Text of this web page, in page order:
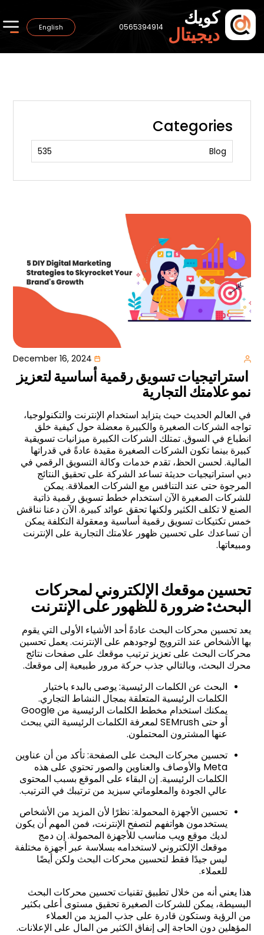
كويك
ديجيتال 0565394914
English
December 16, 2024
استراتيجيات تسويق رقمية أساسية لتعزيز
نمو علامتك التجارية
في العالم الحديث حيث يتزايد استخدام الإنترنت والتكنولوجيا،
تواجه الشركات الصغيرة والكبيرة معضلة حول كيفية خلق
انطباع في السوق. تمتلك الشركات الكبيرة ميزانيات تسويقية
كبيرة بينما تكون الشركات الصغيرة مقيدة عادةً في قدراتها
المالية. لحسن الحظ، تقدم خدمات وكالة التسويق الرقمي في
دبي استراتيجيات حديثة تساعد الشركة على تحقيق النتائج
المرجوة حتى عند التنافس مع الشركات العملاقة. يمكن
للشركات الصغيرة الآن استخدام خطط تسويق رقمية ذاتية
الصنع لا تكلف الكثير ولكنها تحقق عوائد كبيرة. الآن دعنا نناقش
خمس تكتيكات تسويق رقمية أساسية ومعقولة التكلفة يمكن
أن تساعدك على تحسين ظهور علامتك التجارية على الإنترنت
ومبيعاتها.
تحسين موقعك الإلكتروني لمحركات
البحث: ضرورة للظهور على الإنترنت
يعد تحسين محركات البحث عادةً أحد الأشياء الأولى التي يقوم
بها الأشخاص عند الترويج لوجودهم على الإنترنت. يعمل تحسين
محركات البحث على تعزيز ترتيب موقعك على صفحات نتائج
محرك البحث، وبالتالي جذب حركة مرور طبيعية إلى موقعك.
البحث عن الكلمات الرئيسية: يوصى بالبدء باختيار
الكلمات الرئيسية المتعلقة بمجال النشاط التجاري.
يمكنك استخدام مخطط الكلمات الرئيسية من Google
أو حتى SEMrush لمعرفة الكلمات الرئيسية التي يبحث
عنها المشترون المحتملون.
تحسين محركات البحث على الصفحة: تأكد من أن عناوين
Meta والأوصاف والعناوين والصور تحتوي على هذه
الكلمات الرئيسية. إن البقاء على الموقع بسبب المحتوى
عالي الجودة والمعلوماتي سيزيد من ترتيبك في الترتيب.
تحسين الأجهزة المحمولة: نظرًا لأن المزيد من الأشخاص
يستخدمون هواتفهم لتصفح الإنترنت، فمن المهم أن يكون
لديك موقع ويب مناسب للأجهزة المحمولة. إن دمج
موقعك الإلكتروني لاستخدامه بسلاسة عبر أجهزة مختلفة
ليس جيدًا فقط لتحسين محركات البحث ولكن أيضًا
للعملاء.
هذا يعني أنه من خلال تطبيق تقنيات تحسين محركات البحث
البسيطة، يمكن للشركات الصغيرة تحقيق مستوى أعلى بكثير
من الرؤية وستكون قادرة على جذب المزيد من العملاء
المؤهلين دون الحاجة إلى إنفاق الكثير من المال على الإعلانات.
Categories
Blog
535